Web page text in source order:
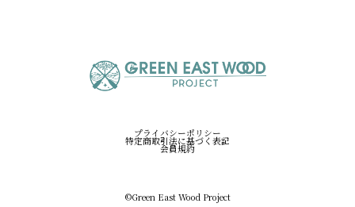
プライバシーポリシー
特定商取引法に基づく表記
会員規約
©︎Green East Wood Project